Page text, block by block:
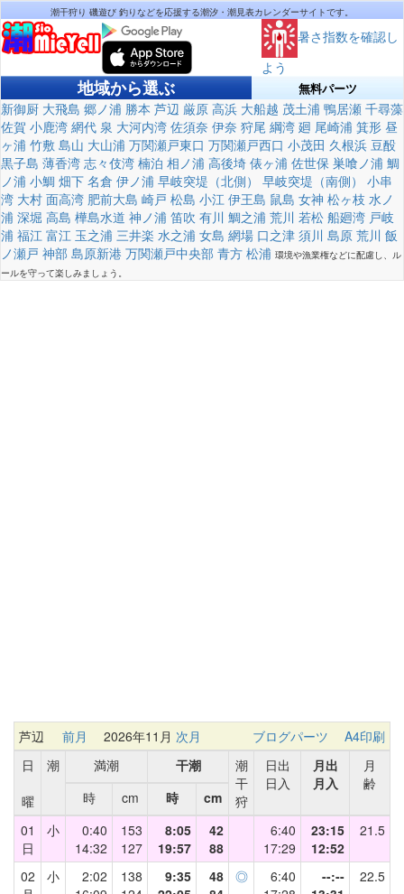
潮干狩り 磯遊び 釣りなどを応援する潮汐・潮見表カレンダーサイトです。
暑さ指数を確認し
よう
地域から選ぶ 無料パーツ
新御厨 大飛島 郷ノ浦 勝本 芦辺 厳原 高浜 大船越 茂土浦 鴨居瀬 千尋藻
佐賀 小鹿湾 網代 泉 大河内湾 佐須奈 伊奈 狩尾 綱湾 廻 尾崎浦 箕形 昼
ヶ浦 竹敷 島山 大山浦 万関瀬戸東口 万関瀬戸西口 小茂田 久根浜 豆酘
黒子島 薄香湾 志々伎湾 楠泊 相ノ浦 高後埼 俵ヶ浦 佐世保 巣喰ノ浦 鯛
ノ浦 小鯛 畑下 名倉 伊ノ浦 早岐突堤（北側） 早岐突堤（南側）
小串
湾 大村 面高湾 肥前大島 崎戸 松島 小江 伊王島 鼠島 女神 松ヶ枝 水ノ
浦 深堀 高島 樺島水道 神ノ浦 笛吹 有川 鯛之浦 荒川 若松 船廻湾 戸岐
浦 福江 富江 玉之浦 三井楽 水之浦 女島 網場 口之津 須川 島原 荒川 飯
ノ瀬戸 神部 島原新港 万関瀬戸中央部 青方 松浦 環境や漁業権などに配慮し、ル
ールを守って楽しみましょう。
芦辺 前月 2026年11月 次月 ブログパーツ
A4印刷
日
曜
潮 満潮 干潮
潮
干
狩
日出
日入
月出
月入
月
齢
時
cm 時
cm
01
日
小
0:40
14:32
153
127
8:05
19:57
42
88
6:40
17:29
23:15
12:52
21.5
02
小
2:02
138
9:35
48
◎
6:40
--:--
22.5